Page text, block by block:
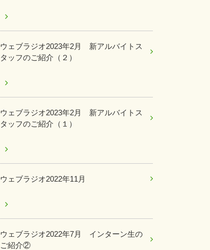
ウェブラジオ2023年2月 新アルバイトス
タッフのご紹介（２）
ウェブラジオ2023年2月 新アルバイトス
タッフのご紹介（１）
ウェブラジオ2022年11月
ウェブラジオ2022年7月 インターン生の
ご紹介②